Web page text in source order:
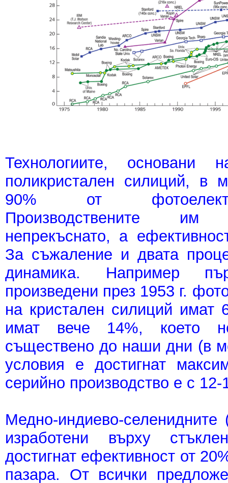
Технологиите, основани
поликристален силиций, в
90% от
Производствените
непрекъснато, а
За съжаление и двата
динамика. Например
произведени през 1953 г.
на кристален силиций имат
имат вече 14%, което
съществено до наши дни (в
условия е достигнат
серийно производство е с
Медно-индиево-селенидните
изработени върху
достигнат ефективност от
пазара. От всички